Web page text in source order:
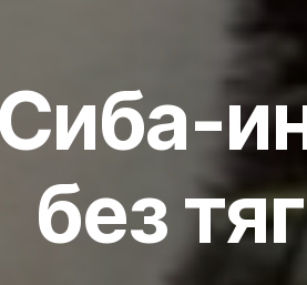
Сиба-
без